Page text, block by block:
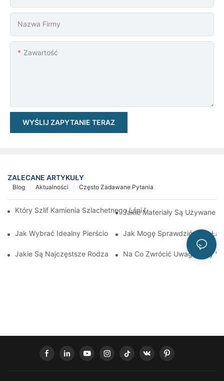
Nazwa Firmy
Zawartość
WYŚLIJ ZAPYTANIE TERAZ
ZALECANE ARTYKUŁY
Często Zadawane Pytania
Aktualności
Blog
Który Szlif Kamienia Szlachetnego Lśni Najmocniej?
Jakie Materiały Są Używane
Jak Wybrać Idealny Pierścionek Zaręczynowy?
Jak Mogę Sprawdzić, Czy
Jakie Są Najczęstsze Rodzaje Biżuterii Hip-Hopowej?
Na Co Zwrócić Uwagę Przy